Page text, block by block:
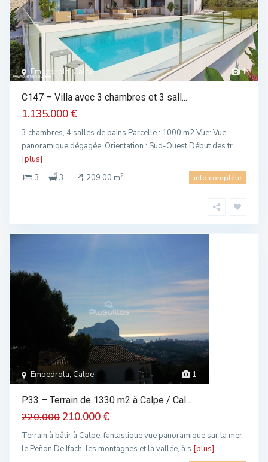
1
Empedrola, Calpe
C147 – Villa avec 3 chambres et 3 sall...
1.135.000 €
3 chambres, 4 salles de bains Parcelle : 1000 m2 Vue: Vue
panoramique dégagée, Orientation : Sud-Ouest Début des tr
[plus]
3
3 209.00 m2 info complète
1
Empedrola, Calpe
P33 – Terrain de 1330 m2 à Calpe / Cal...
220.000 210.000 €
Terrain à bâtir à Calpe, fantastique vue panoramique sur la mer,
le Peñon De Ifach, les montagnes et la vallée, à s [plus]